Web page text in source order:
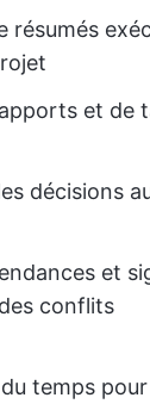
résumés
et de
décisions
et
conflits
temps